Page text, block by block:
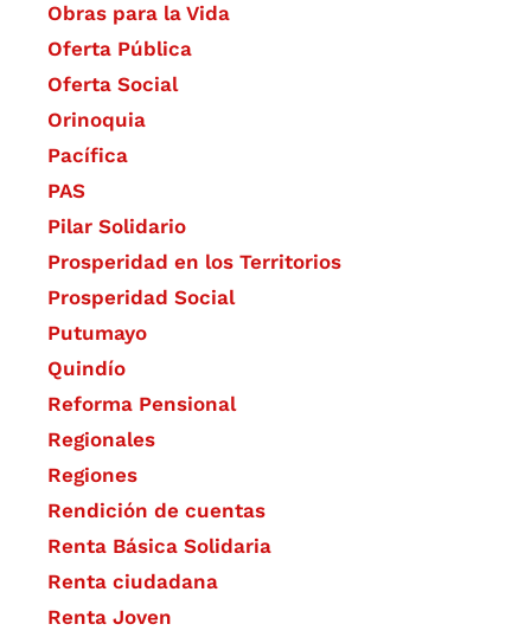
Obras para la Vida
Oferta Pública
Oferta Social​​
Orinoquia
Pacífica
PAS
Pilar Solidario
Prosperidad en los Territorios
Prosperidad Social
Putumayo
Quindío
Reforma Pensional
Regionales
Regiones
Rendición de cuentas
Renta Básica Solidaria
Renta ciudadana
Renta Joven